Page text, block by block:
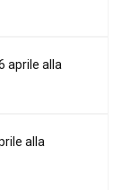
aprile alla
alla